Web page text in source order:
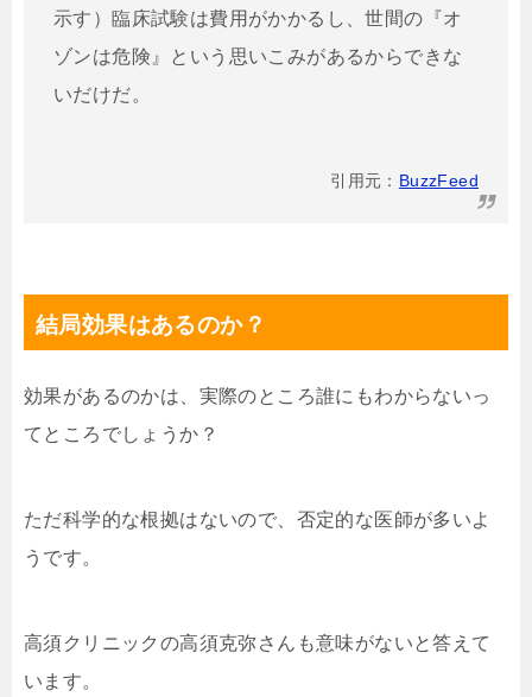
示す）臨床試験は費用がかかるし、世間の『オ
ゾンは危険』という思いこみがあるからできな
いだけだ。
引用元： BuzzFeed
結局効果はあるのか？
効果があるのかは、実際のところ誰にもわからないっ
てところでしょうか？
ただ科学的な根拠はないので、否定的な医師が多いよ
うです。
高須クリニックの高須克弥さんも意味がないと答えて
います。